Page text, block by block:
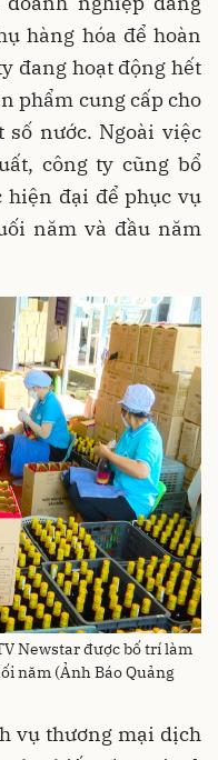
hàng hóa để hoàn
đang hoạt động hết
phẩm cung cấp cho
nước. Ngoài việc
công ty cũng bổ
hiện đại để phục vụ
năm và đầu năm
Newstar được bố trí làm
năm (Ảnh Báo Quảng
vụ thương mại dịch